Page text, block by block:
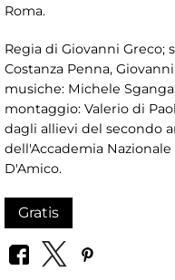
Roma.
Regia di Giovanni Greco;
Costanza Penna,
musiche: Michele
montaggio: Valerio di
dagli allievi del secondo
dell'Accademia
D'Amico.
Gratis